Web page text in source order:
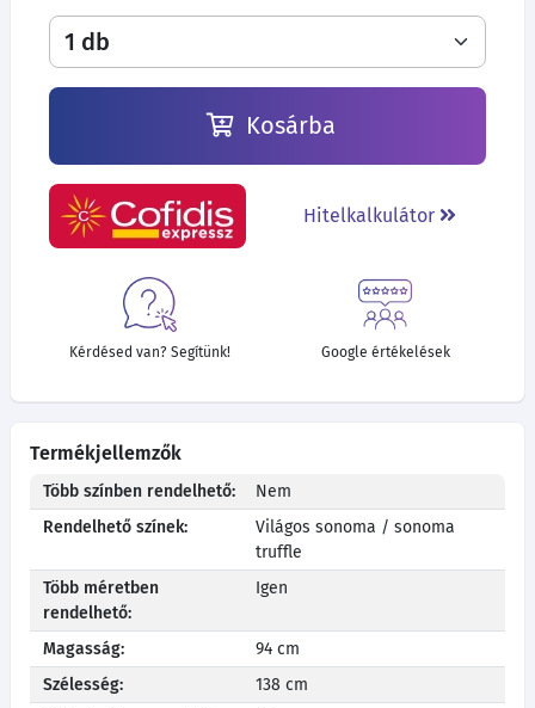
Kosárba
Hitelkalkulátor
Kérdésed van? Segítünk! Google értékelések
Termékjellemzők
Több színben rendelhető:
Nem
Rendelhető színek:
Világos sonoma / sonoma
truffle
Több méretben
rendelhető:
Igen
Magasság:
94 cm
Szélesség:
138 cm